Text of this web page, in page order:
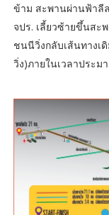
ข้าม สะพานผ่านฟ้าลี
จปร. เลี้ยวซ้ายขึ้นส
ชนนีวิ่งกลับเส้นทางเ
วิ่ง)ภายในเวลาประ